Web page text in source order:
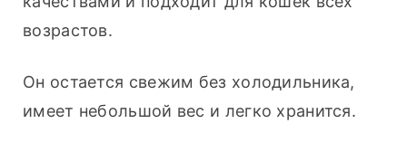
возрастов.
Он остается свежим без холодильника,
имеет небольшой вес и легко хранится.